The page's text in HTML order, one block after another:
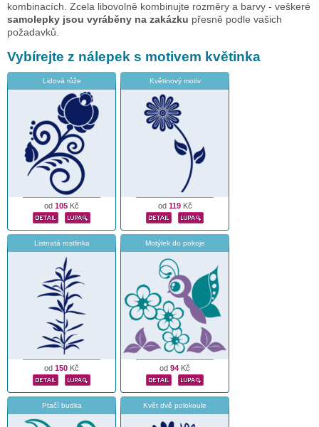
kombinacích. Zcela libovolně kombinujte rozměry a barvy - veškeré
samolepky jsou vyráběny na zakázku přesně podle vašich
požadavků.
Vybírejte z nálepek s motivem květinka
Lidová růže
od 105 Kč
Květinový motiv
od 119Kč
Listnatá rostlinka
od 150 Kč
Motýlek do pokoje
od 94 Kč
Ptačí budka Květ dvě polokoule